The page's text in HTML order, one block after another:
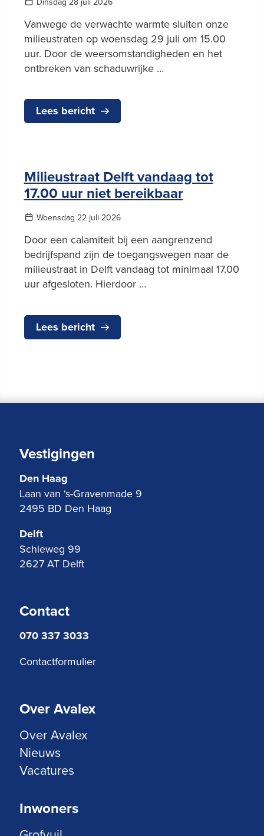
Vanwege de verwachte warmte sluiten onze
milieustraten op woensdag 29 juli om 15.00
uur. Door de weersomstandigheden en het
ontbreken van schaduwrijke …
Lees bericht
Milieustraat Delft vandaag tot
17.00 uur niet bereikbaar
Woensdag 22 juli 2026
Door een calamiteit bij een aangrenzend
bedrijfspand zijn de toegangswegen naar de
milieustraat in Delft vandaag tot minimaal 17.00
uur afgesloten. Hierdoor …
Lees bericht
Vestigingen
Den Haag
Laan van ‘s-Gravenmade 9
2495 BD Den Haag
Delft
Schieweg 99
2627 AT Delft
Contact
070 337 3033
Contactformulier
Over Avalex
Over Avalex
Nieuws
Vacatures
Inwoners